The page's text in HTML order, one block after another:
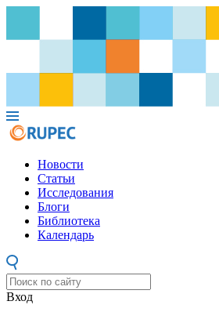
Новости
Статьи
Исследования
Блоги
Библиотека
Календарь
Вход